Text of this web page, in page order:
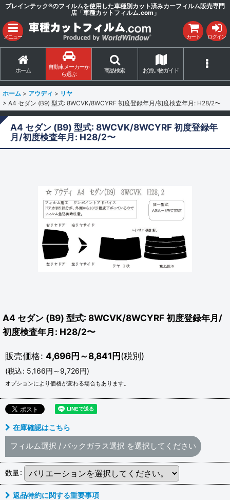
ブレインテック®のフィルムを使用した車種別カット済みカーフィルム販売専門
店「車種カットフィルム.com」
メニュー カート ログイン
ホーム
自動車メーカーか
ら選ぶ
商品検索 お買い物ガイド
ホーム > アウディ > リヤ
> A4 セダン (B9) 型式: 8WCVK/8WCYRF 初度登録年月/初度検査年月: H28/2〜
A4 セダン (B9) 型式: 8WCVK/8WCYRF 初度登録年
月/初度検査年月: H28/2〜
A4 セダン (B9) 型式: 8WCVK/8WCYRF 初度登録年月/
初度検査年月: H28/2〜
販売価格: 4,696円～8,841円(税別)
(税込: 5,166円 ～9,726円)
オプションにより価格が変わる場合もあります。
在庫確認はこちら
フィルム選択 / バックガラス選択 を選択してください
数量:
返品特約に関する重要事項